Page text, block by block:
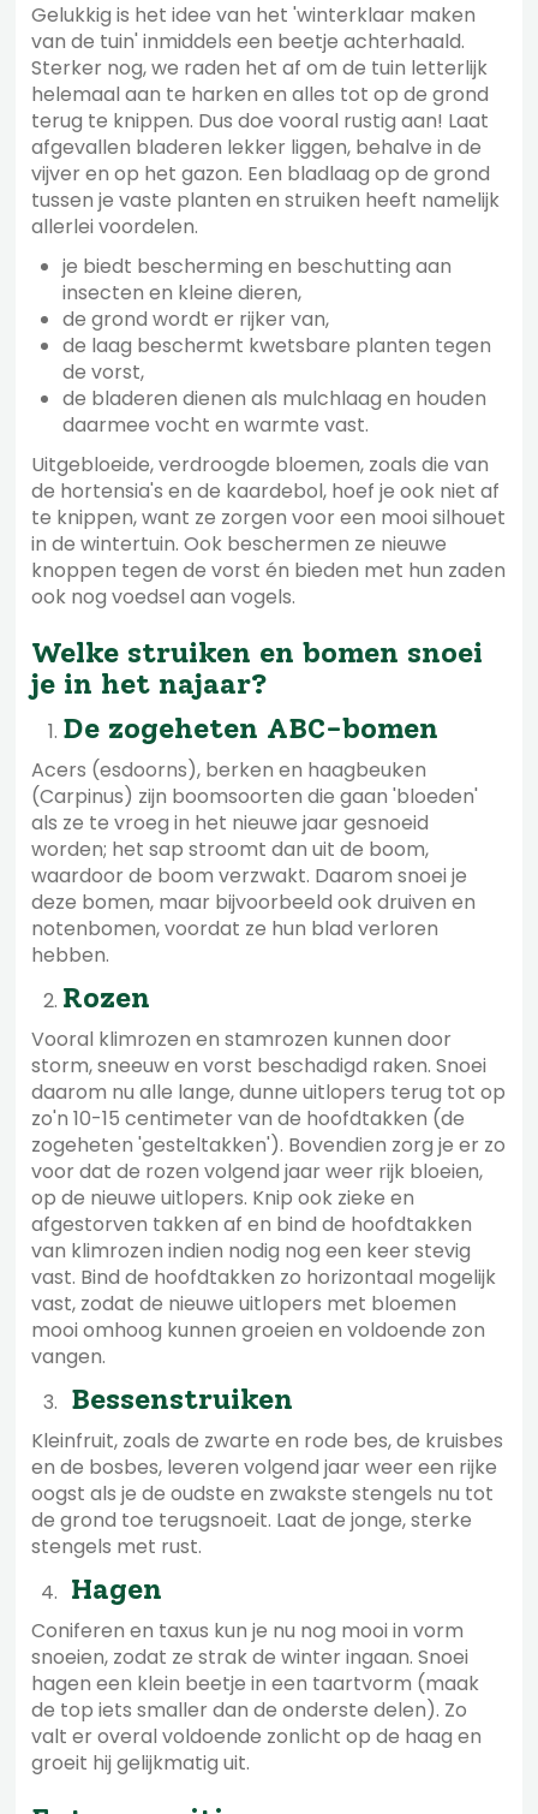
Gelukkig is het idee van het 'winterklaar maken
van de tuin' inmiddels een beetje achterhaald.
Sterker nog, we raden het af om de tuin letterlijk
helemaal aan te harken en alles tot op de grond
terug te knippen. Dus doe vooral rustig aan! Laat
afgevallen bladeren lekker liggen, behalve in de
vijver en op het gazon. Een bladlaag op de grond
tussen je vaste planten en struiken heeft namelijk
allerlei voordelen.
je biedt bescherming en beschutting aan
insecten en kleine dieren,
de grond wordt er rijker van,
de laag beschermt kwetsbare planten tegen
de vorst,
de bladeren dienen als mulchlaag en houden
daarmee vocht en warmte vast.
Uitgebloeide, verdroogde bloemen, zoals die van
de hortensia's en de kaardebol, hoef je ook niet af
te knippen, want ze zorgen voor een mooi silhouet
in de wintertuin. Ook beschermen ze nieuwe
knoppen tegen de vorst én bieden met hun zaden
ook nog voedsel aan vogels.
Welke struiken en bomen snoei
je in het najaar?
De zogeheten ABC-bomen
Acers (esdoorns), berken en haagbeuken
(Carpinus) zijn boomsoorten die gaan 'bloeden'
als ze te vroeg in het nieuwe jaar gesnoeid
worden; het sap stroomt dan uit de boom,
waardoor de boom verzwakt. Daarom snoei je
deze bomen, maar bijvoorbeeld ook druiven en
notenbomen, voordat ze hun blad verloren
hebben.
Rozen
Vooral klimrozen en stamrozen kunnen door
storm, sneeuw en vorst beschadigd raken. Snoei
daarom nu alle lange, dunne uitlopers terug tot op
zo'n 10-15 centimeter van de hoofdtakken (de
zogeheten 'gesteltakken'). Bovendien zorg je er zo
voor dat de rozen volgend jaar weer rijk bloeien,
op de nieuwe uitlopers. Knip ook zieke en
afgestorven takken af en bind de hoofdtakken
van klimrozen indien nodig nog een keer stevig
vast. Bind de hoofdtakken zo horizontaal mogelijk
vast, zodat de nieuwe uitlopers met bloemen
mooi omhoog kunnen groeien en voldoende zon
vangen.
Bessenstruiken
Kleinfruit, zoals de zwarte en rode bes, de kruisbes
en de bosbes, leveren volgend jaar weer een rijke
oogst als je de oudste en zwakste stengels nu tot
de grond toe terugsnoeit. Laat de jonge, sterke
stengels met rust.
Hagen
Coniferen en taxus kun je nu nog mooi in vorm
snoeien, zodat ze strak de winter ingaan. Snoei
hagen een klein beetje in een taartvorm (maak
de top iets smaller dan de onderste delen). Zo
valt er overal voldoende zonlicht op de haag en
groeit hij gelijkmatig uit.